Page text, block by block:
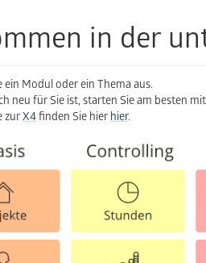
in der
ein Modul oder ein Thema aus.
neu für Sie ist, starten Sie am besten
zurX4finden Sie hierhier.